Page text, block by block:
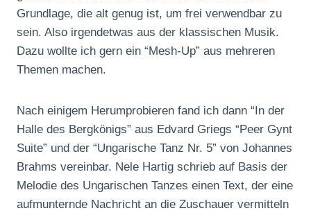
Grundlage, die alt genug ist, um frei verwendbar zu
sein. Also irgendetwas aus der klassischen Musik.
Dazu wollte ich gern ein “Mesh-Up” aus mehreren
Themen machen.
Nach einigem Herumprobieren fand ich dann “In der
Halle des Bergkönigs” aus Edvard Griegs “Peer Gynt
Suite” und der “Ungarische Tanz Nr. 5” von Johannes
Brahms vereinbar. Nele Hartig schrieb auf Basis der
Melodie des Ungarischen Tanzes einen Text, der eine
aufmunternde Nachricht an die Zuschauer vermitteln